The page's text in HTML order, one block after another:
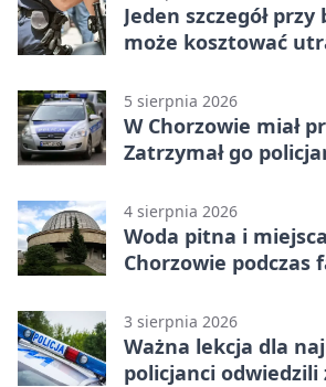
Jeden szczegół
może kosztować
5 sierpnia 2026
W Chorzowie miał
Zatrzymał go
4 sierpnia 2026
Woda pitna i
Chorzowie podczas
3 sierpnia 2026
Ważna lekcja dla
policjanci odwiedzili